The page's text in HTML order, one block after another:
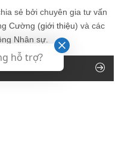
sẻ bởi chuyên gia tư vấn
Cường (giới thiệu) và các
Nhân sự.
hỗ trợ?